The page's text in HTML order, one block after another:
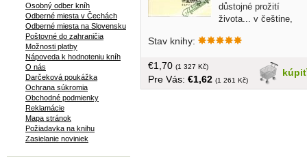
důstojné prožití
života... v češtine,
Stav knihy:
kúpiť
€1,70 (1 327 Kč)
Pre Vás: €1,62 (1 261 Kč)
Osobný odber kníh
Odberné miesta v Čechách
Odberné miesta na Slovensku
Poštovné do zahraničia
Možnosti platby
Nápoveda k hodnoteniu kníh
O nás
Darčeková poukážka
Ochrana súkromia
Obchodné podmienky
Reklamácie
Mapa stránok
Požiadavka na knihu
Zasielanie noviniek